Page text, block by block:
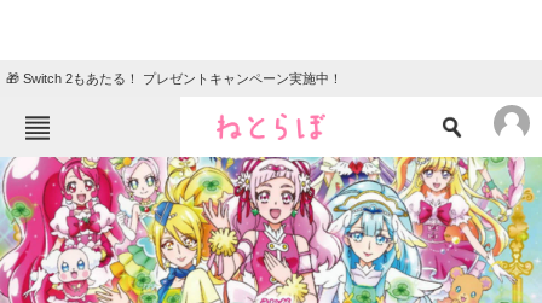
🎁 Switch 2もあたる！ プレゼントキャンペーン実施中！
ねとらぼメニュー
TOP ニュース
エンタメ クイズ
グルメ 地域